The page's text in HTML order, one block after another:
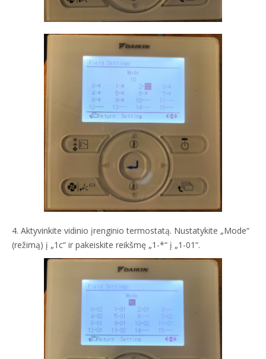
4. Aktyvinkite vidinio įrenginio termostatą. Nustatykite „Mode“
(režimą) į „1c“ ir pakeiskite reikšmę „1-*“ į „1-01“.